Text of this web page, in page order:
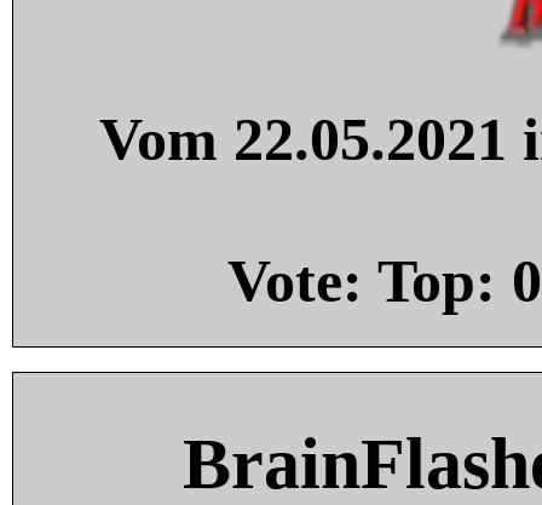
Vom
Vote: Top: 0